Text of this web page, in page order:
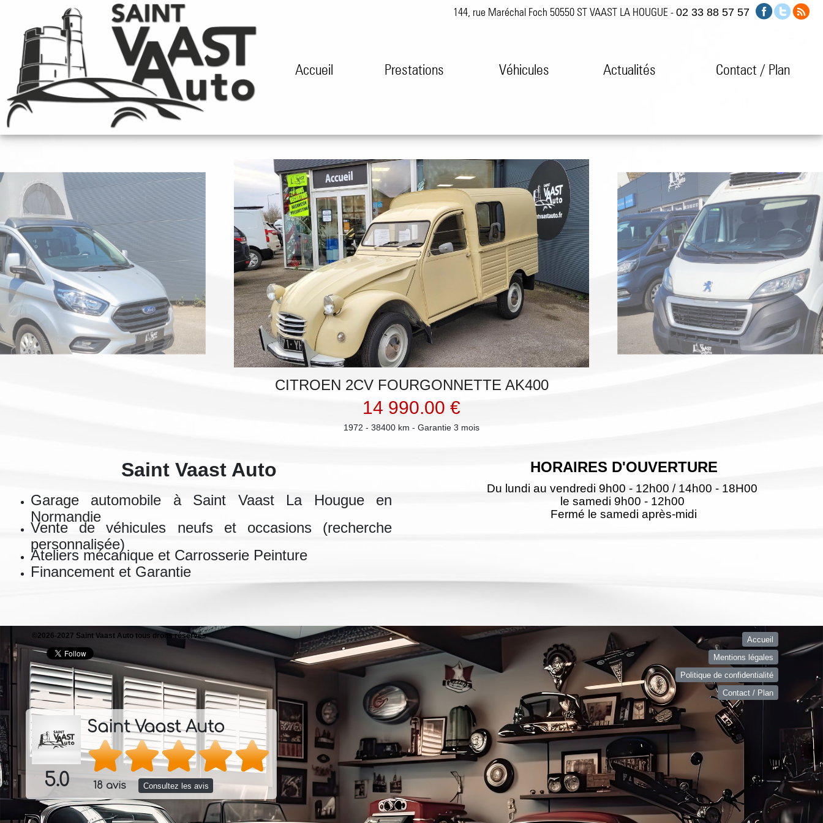
144, rue Maréchal Foch 50550 ST VAAST LA HOUGUE - 02 33 88 57 57
Accueil Prestations Véhicules Actualités Contact / Plan
CITROEN 2CV FOURGONNETTE AK400
14 990.00 €
1972 - 38400 km - Garantie 3 mois
Saint Vaast Auto
Garage automobile à Saint Vaast La Hougue en
Normandie
Vente de véhicules neufs et occasions (recherche
personnalisée)
Ateliers mécanique et Carrosserie Peinture
Financement et Garantie
HORAIRES D'OUVERTURE
Du lundi au vendredi 9h00 - 12h00 / 14h00 - 18H00
le samedi 9h00 - 12h00
Fermé le samedi après-midi
©2026-2027 Saint Vaast Auto tous droits réservés
Accueil
Mentions légales
Politique de confidentialité
Contact / Plan
5.0
Saint Vaast Auto
18 avis Consultez les avis